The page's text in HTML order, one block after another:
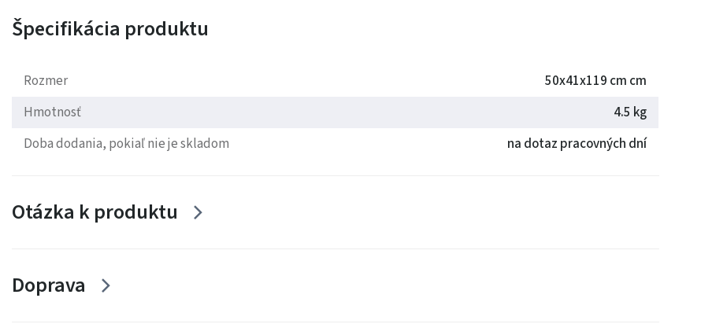
Špecifikácia produktu
Rozmer
50x41x119 cm cm
Hmotnosť
4.5 kg
Doba dodania, pokiaľ nie je skladom
na dotaz pracovných dní
Otázka k produktu
Doprava